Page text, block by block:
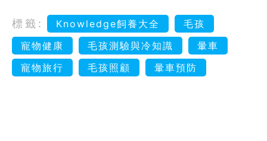
標籤: Knowledge飼養大全
毛孩
寵物健康
毛孩測驗與冷知識
暈車
寵物旅行
毛孩照顧 暈車預防